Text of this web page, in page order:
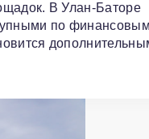
В Улан-Баторе
по финансовым